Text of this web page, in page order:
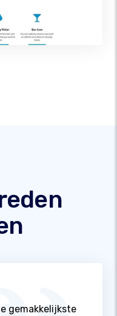
gemakkelijkste